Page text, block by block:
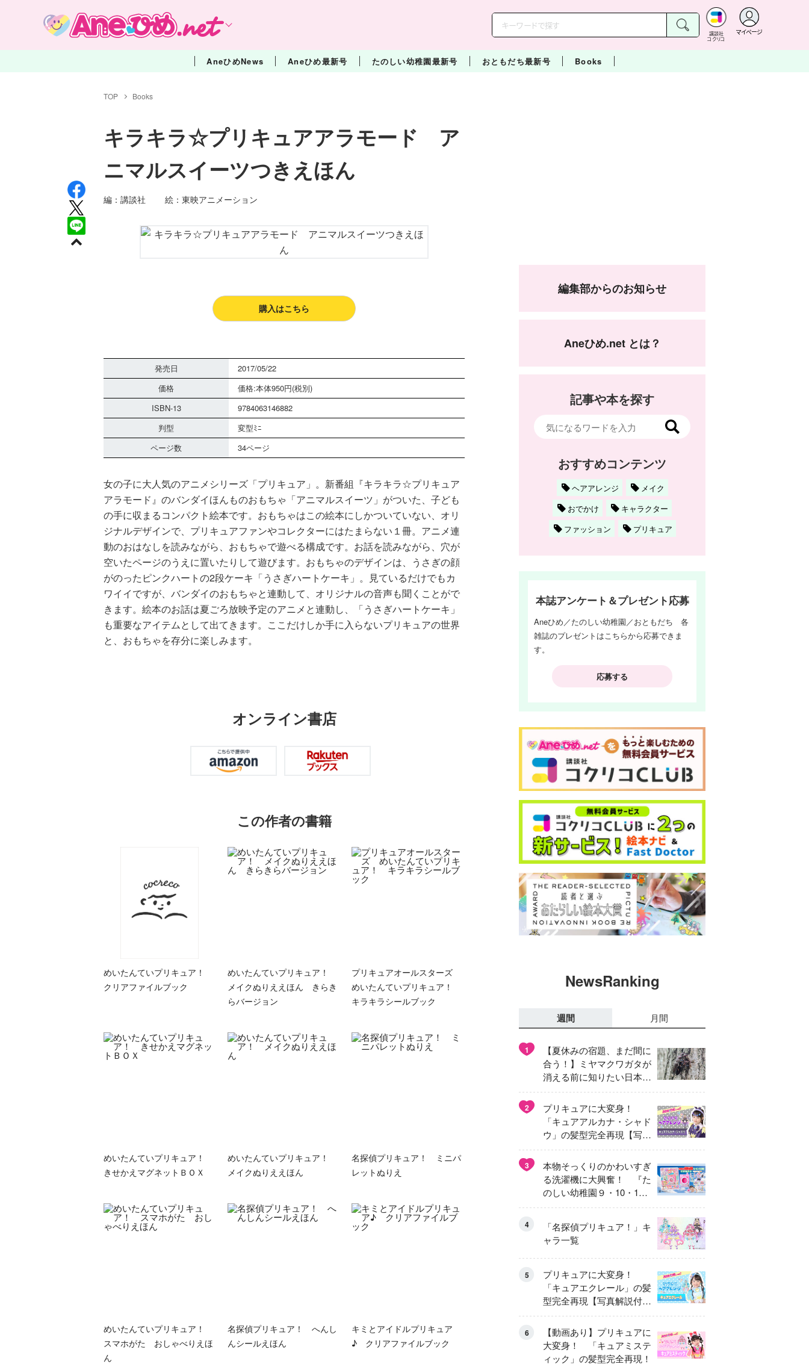
講談社
コクリコ
マイページ
AneひめNews Aneひめ最新号 たのしい幼稚園最新号 おともだち最新号 Books
TOP Books
キラキラ☆プリキュアアラモード ア
ニマルスイーツつきえほん
編：講談社 絵：東映アニメーション
購入はこちら
発売日
2017/05/22
価格
価格:本体950円(税別)
ISBN-13
9784063146882
判型
変型ﾐﾆ
ページ数
34ページ
女の子に大人気のアニメシリーズ「プリキュア」。新番組『キラキラ☆プリキュア
アラモード』のバンダイほんものおもちゃ「アニマルスイーツ」がついた、子ども
の手に収まるコンパクト絵本です。おもちゃはこの絵本にしかついていない、オリ
ジナルデザインで、プリキュアファンやコレクターにはたまらない１冊。アニメ連
動のおはなしを読みながら、おもちゃで遊べる構成です。お話を読みながら、穴が
空いたページのうえに置いたりして遊びます。おもちゃのデザインは、うさぎの顔
がのったピンクハートの2段ケーキ「うさぎハートケーキ」。見ているだけでもカ
ワイイですが、バンダイのおもちゃと連動して、オリジナルの音声も聞くことがで
きます。絵本のお話は夏ごろ放映予定のアニメと連動し、「うさぎハートケーキ」
も重要なアイテムとして出てきます。ここだけしか手に入らないプリキュアの世界
と、おもちゃを存分に楽しみます。
オンライン書店
この作者の書籍
めいたんていプリキュア！
クリアファイルブック
めいたんていプリキュア！
メイクぬりええほん きらき
らバージョン
プリキュアオールスターズ
めいたんていプリキュア！
キラキラシールブック
めいたんていプリキュア！
きせかえマグネットＢＯＸ
めいたんていプリキュア！
メイクぬりええほん
名探偵プリキュア！ ミニパ
レットぬりえ
めいたんていプリキュア！
スマホがた おしゃべりえほ
ん
名探偵プリキュア！ へんし
んシールえほん
キミとアイドルプリキュア
♪ クリアファイルブック
編集部からのお知らせ
Aneひめ.net とは？
記事や本を探す
おすすめコンテンツ
ヘアアレンジ
メイク
おでかけ
キャラクター
ファッション
プリキュア
本誌アンケート＆プレゼント応募
Aneひめ／たのしい幼稚園／おともだち 各
雑誌のプレゼントはこちらから応募できま
す。
応募する
NewsRanking
週間 月間
1
【夏休みの宿題、まだ間に
合う！】ミヤマクワガタが
消える前に知りたい日本の
異変
2
プリキュアに大変身！
「キュアアルカナ・シャド
ウ」の髪型完全再現【写真
解説付き】
3
本物そっくりのかわいすぎ
る洗濯機に大興奮！ 『た
のしい幼稚園９・10・11
月号』だけのオリジナル付
せんたくき」
4
「名探偵プリキュア！」キ
ャラ一覧
5
プリキュアに大変身！
「キュアエクレール」の髪
型完全再現【写真解説付
き】
6
【動画あり】プリキュアに
大変身！ 「キュアミステ
ィック」の髪型完全再現！